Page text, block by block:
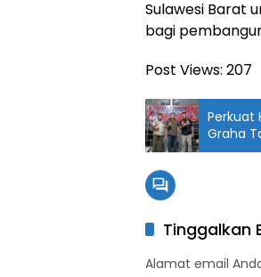
Sulawesi Barat
bagi
Post Views: 207
Perkuat
Tinggalkan
Alamat email